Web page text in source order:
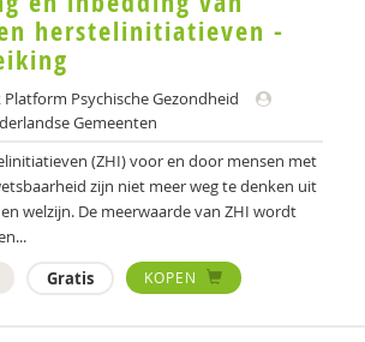
Kater
Broek
herstelinitiatieven -
Psychische Gezondheid
Gemeenten
(ZHI) voor en door mensen met
zijn niet meer weg te denken uit
welzijn. De meerwaarde van ZHI wordt
Gratis KOPEN